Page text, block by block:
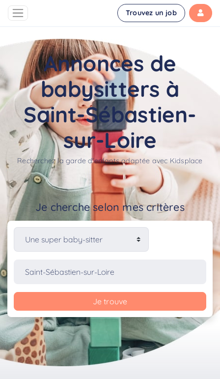
Trouvez un job
Annonces de
babysitters à
Saint-Sébastien-
sur-Loire
Recherchez la garde d'enfants adaptée avec Kidsplace
Je cherche selon mes critères
Je trouve